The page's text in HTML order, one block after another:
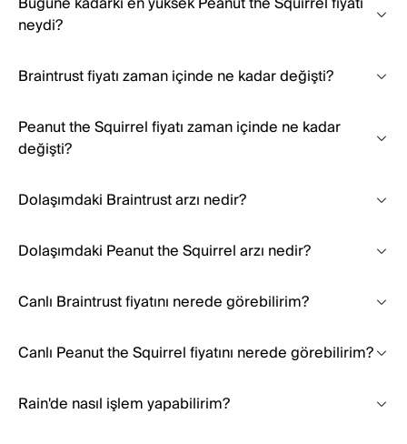
neydi?
Braintrust fiyatı zaman içinde ne kadar değişti?
Peanut the Squirrel fiyatı zaman içinde ne kadar
değişti?
Dolaşımdaki Braintrust arzı nedir?
Dolaşımdaki Peanut the Squirrel arzı nedir?
Canlı Braintrust fiyatını nerede görebilirim?
Canlı Peanut the Squirrel fiyatını nerede görebilirim?
Rain'de nasıl işlem yapabilirim?